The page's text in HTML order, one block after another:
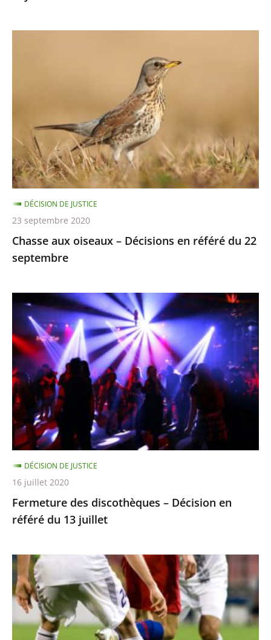
octobre
référé
du
22
septembre
Chasse aux oiseaux – Décisions en référé du 22
septembre
DÉCISION DE JUSTICE
23 septembre 2020
Fermeture
des
discothèques
–
Décision
en
référé
du
13
juillet
Fermeture des discothèques – Décision en
référé du 13 juillet
DÉCISION DE JUSTICE
16 juillet 2020
Relégation
d’Orléans
et
du
Mans